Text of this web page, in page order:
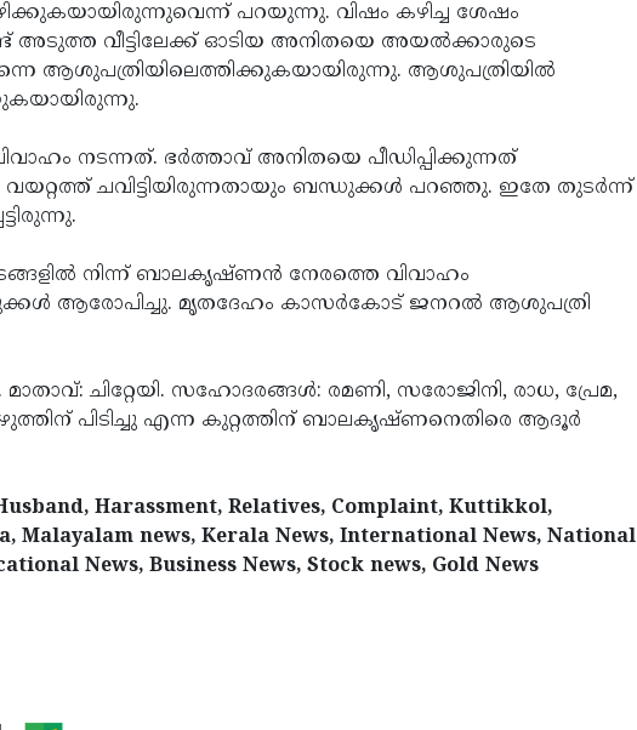
പറയുന്നു. വിഷം കഴിച്ച ശേഷം
അടുത്ത വീട്ടിലേക്ക് ഓടിയ അനിതയെ അയല്‍ക്കാരുടെ
ആശുപത്രിയിലെത്തിക്കുകയായിരുന്നു. ആശുപത്രിയില്‍
നടന്നത്. ഭര്‍ത്താവ് അനിതയെ പീഡിപ്പിക്കുന്നത്
വയറ്റത്ത് ചവിട്ടിയിരുന്നതായും ബന്ധുക്കള്‍ പറഞ്ഞു. ഇതേ തുടര്‍ന്ന്
നിന്ന് ബാലകൃഷ്ണന്‍ നേരത്തെ വിവാഹം
ആരോപിച്ചു. മൃതദേഹം കാസര്‍കോട് ജനറല്‍ ആശുപത്രി
ചിറ്റേയി. സഹോദരങ്ങള്‍: രമണി, സരോജിനി, രാധ, പ്രേമ,
പിടിച്ചു എന്ന കുറ്റത്തിന് ബാലകൃഷ്ണനെതിരെ ആദൂര്‍
Harassment, Relatives, Complaint, Kuttikkol,
Malayalam news, Kerala News, International News, National
News, Business News, Stock news, Gold News